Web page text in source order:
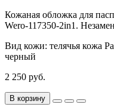
Кожаная обложка для
Wero-117350-2in1.
Вид кожи: телячья кожа
черный
2 250 руб.
В корзину